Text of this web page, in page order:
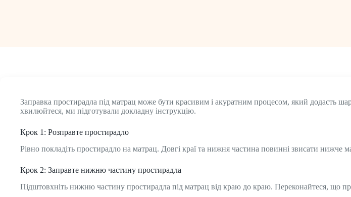
Заправка простирадла під матрац може бути красивим і акуратним процесом, який додасть
хвилюйтеся, ми підготували докладну інструкцію.
Крок 1: Розправте простирадло
Рівно покладіть простирадло на матрац. Довгі краї та нижня частина повинні звисати нижче
Крок 2: Заправте нижню частину простирадла
Підштовхніть нижню частину простирадла під матрац від краю до краю. Переконайтеся, що